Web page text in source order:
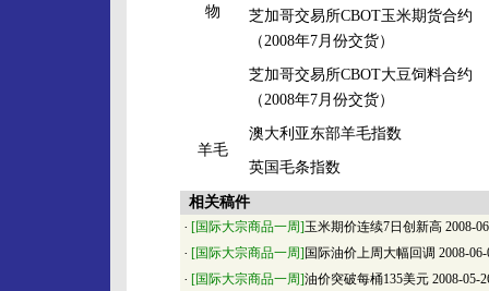
物
芝加哥交易所CBOT玉米期货合约
（2008年7月份交货）
芝加哥交易所CBOT大豆饲料合约
（2008年7月份交货）
羊毛
澳大利亚东部羊毛指数
英国毛条指数
相关稿件
· [国际大宗商品一周]玉米期价连续7日创新高 2008-
· [国际大宗商品一周] 国际油价上周大幅回调 2008-06-
· [国际大宗商品一周]油价突破每桶135美元 2008-05-